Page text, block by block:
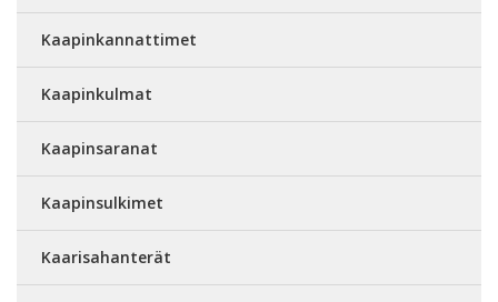
Kaapinkannattimet
Kaapinkulmat
Kaapinsaranat
Kaapinsulkimet
Kaarisahanterät